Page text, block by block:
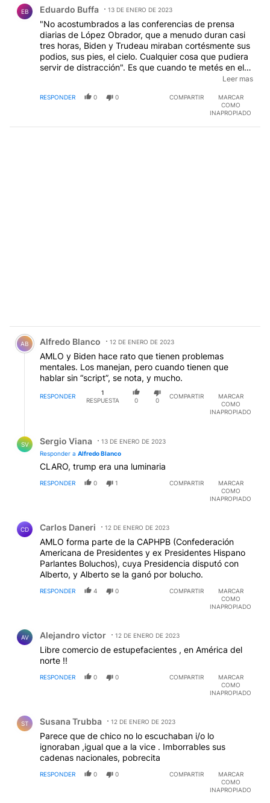
EB Eduardo Buffa 13 DE ENERO DE 2023
"No acostumbrados a las conferencias de prensa
diarias de López Obrador, que a menudo duran casi
tres horas, Biden y Trudeau miraban cortésmente sus
podios, sus pies, el cielo. Cualquier cosa que pudiera
servir de distracción". Es que cuando te metés en el
tercer mundo deberías estar preparado para el circo.
Plata y se encontró con una contracumbre(cita) de
dos personajes que ya no están pero entonces
Leer mas
RESPONDER 0 0 COMPARTIR
MARCAR
COMO
INAPROPIADO
Comentario de Alfredo Blanco.
AB Alfredo Blanco 12 DE ENERO DE 2023
AMLO y Biden hace rato que tienen problemas
mentales. Los manejan, pero cuando tienen que
hablar sin “script”, se nota, y mucho.
RESPONDER
1
RESPUESTA
0 0
COMPARTIR
MARCAR
COMO
INAPROPIADO
SV Sergio Viana
13 DE ENERO DE 2023
Responder a Alfredo Blanco
CLARO, trump era una luminaria
RESPONDER 0 1 COMPARTIR
MARCAR
COMO
INAPROPIADO
CD Carlos Daneri 12 DE ENERO DE 2023
AMLO forma parte de la CAPHPB (Confederación
Americana de Presidentes y ex Presidentes Hispano
Parlantes Boluchos), cuya Presidencia disputó con
Alberto, y Alberto se la ganó por bolucho.
RESPONDER 4 0 COMPARTIR
MARCAR
COMO
INAPROPIADO
AV Alejandro victor 12 DE ENERO DE 2023
Libre comercio de estupefacientes , en América del
norte !!
RESPONDER 0 0 COMPARTIR
MARCAR
COMO
INAPROPIADO
ST Susana Trubba 12 DE ENERO DE 2023
Parece que de chico no lo escuchaban i/o lo
ignoraban ,igual que a la vice . Imborrables sus
cadenas nacionales, pobrecita
RESPONDER 0 0 COMPARTIR
MARCAR
COMO
INAPROPIADO